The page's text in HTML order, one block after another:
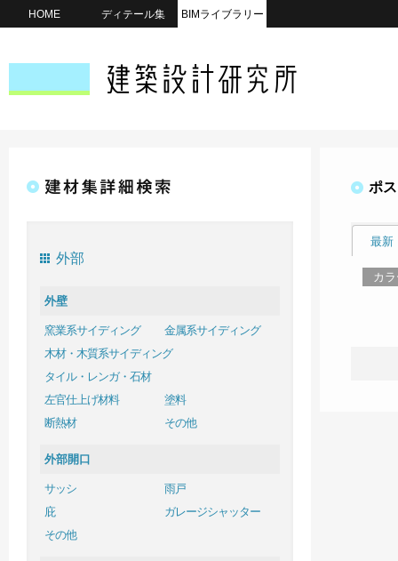
HOME ディテール集 BIMライブラリー
外部
外壁
窯業系サイディング
金属系サイディング
木材・木質系サイディング
タイル・レンガ・石材
左官仕上げ材料
塗料
断熱材
その他
外部開口
サッシ
雨戸
庇
ガレージシャッター
その他
ポ
最新
カ